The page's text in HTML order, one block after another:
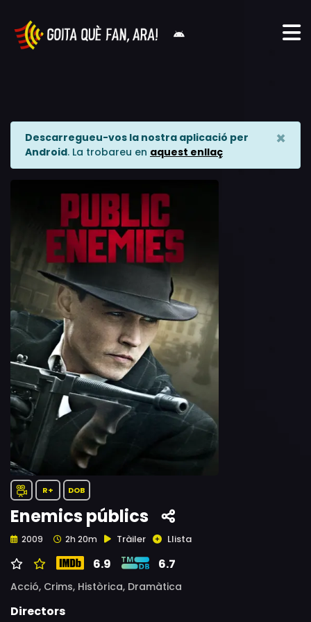
Descarregueu-vos la nostra aplicació per
Android. La trobareu en aquest enllaç
×
R+ DOB
Enemics públics
2009 2h 20m Tràiler Llista
6.9 6.7
Acció, Crims, Històrica, Dramàtica
Directors